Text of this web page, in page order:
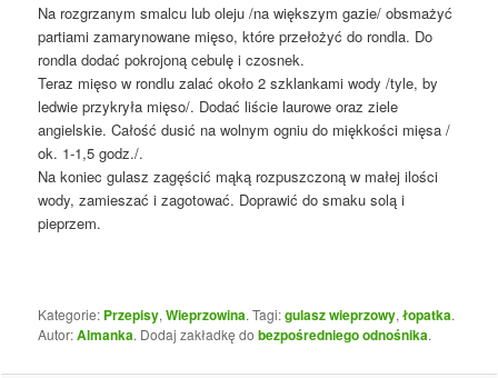
Na rozgrzanym smalcu lub oleju /na większym gazie/ obsmażyć
partiami zamarynowane mięso, które przełożyć do rondla. Do
rondla dodać pokrojoną cebulę i czosnek.
Teraz mięso w rondlu zalać około 2 szklankami wody /tyle, by
ledwie przykryła mięso/. Dodać liście laurowe oraz ziele
angielskie. Całość dusić na wolnym ogniu do miękkości mięsa /
ok. 1-1,5 godz./.
Na koniec gulasz zagęścić mąką rozpuszczoną w małej ilości
wody, zamieszać i zagotować. Doprawić do smaku solą i
pieprzem.
Kategorie: Przepisy,Wieprzowina. Tagi:gulasz wieprzowy,łopatka.
Autor:Almanka. Dodaj zakładkę dobezpośredniego odnośnika.